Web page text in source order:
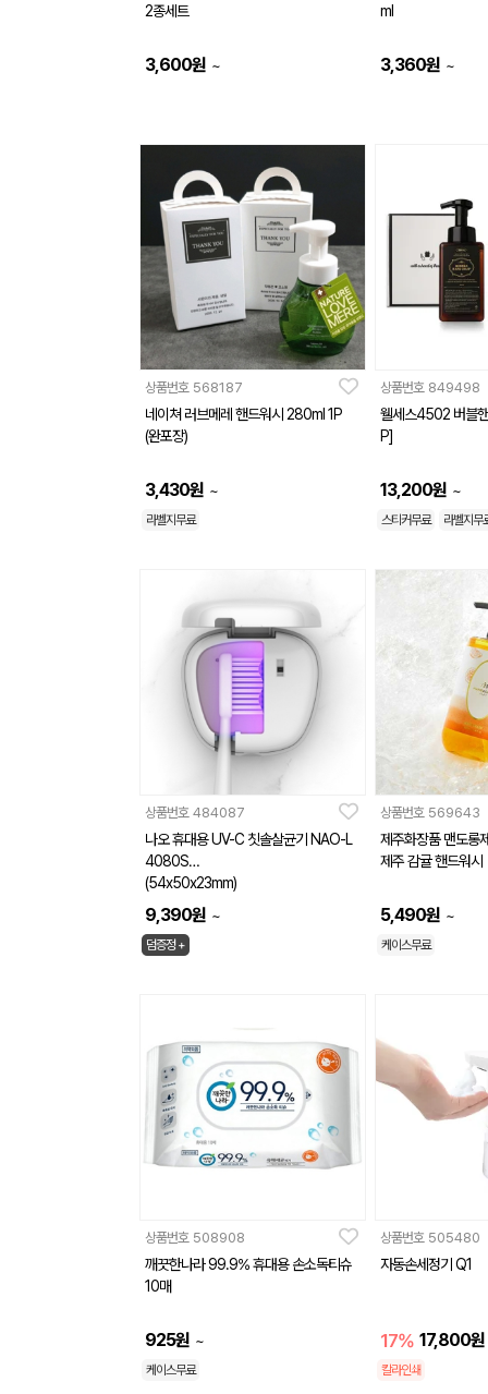
2종세트
3,600원 ~
ml
3,360원 ~
상품번호 568187
네이쳐 러브메레 핸드워시 280ml 1P
(완포장)
3,430원 ~
라벨지무료
상품번호 849498
웰세스4502 버블
P]
13,200원 ~
스티커무료 라벨지무
상품번호 484087
나오 휴대용 UV-C 칫솔살균기 NAO-L
4080S
(54x50x23mm)
9,390원 ~
덤증정 +
상품번호 569643
제주화장품 맨도롱
제주 감귤 핸드워시
5,490원 ~
케이스무료
상품번호 508908
깨끗한나라 99.9% 휴대용 손소독티슈
10매
925원 ~
케이스무료
상품번호 505480
자동손세정기 Q1
17% 17,800원
칼라인쇄